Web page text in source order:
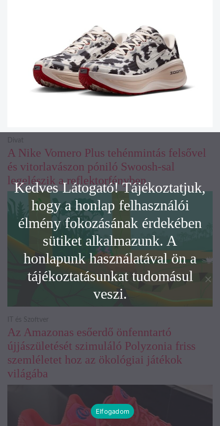
A Nike Vomero Plus tehénmintás felsővel
és vitorlavászon póniló Swoosh-sal
legelészik a reflektorfényben
Divat
Az Amazonas esőerdő önfenntartó
újjászületését szimuláló Polyzonia friss
szemléletet hoz az ökológiai játékok
világába
IT és Szoftver
Kedves Látogató! Tájékoztatjuk,
hogy a honlap felhasználói
élmény fokozásának érdekében
sütiket alkalmazunk. A
honlapunk használatával ön a
tájékoztatásunkat tudomásul
veszi.
Elfogadom